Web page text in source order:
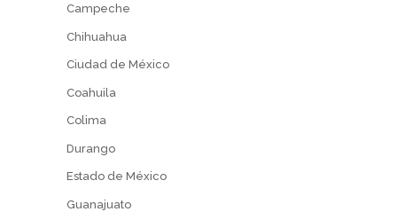
Campeche
Chihuahua
Ciudad de México
Coahuila
Colima
Durango
Estado de México
Guanajuato